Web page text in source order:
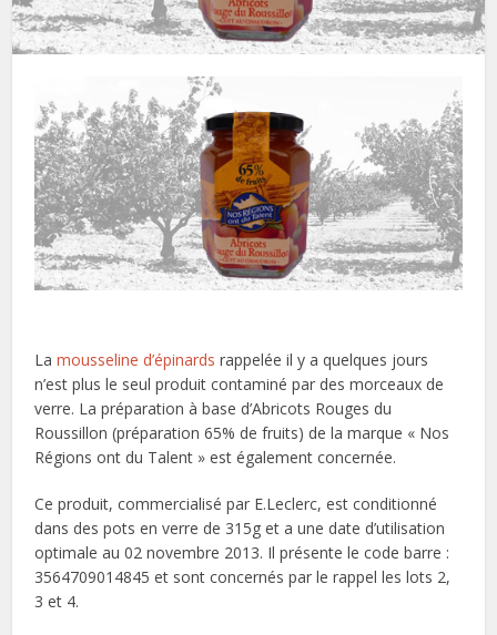
Lamousseline d’épinards rappelée il y a quelques jours
n’est plus le seul produit contaminé par des morceaux de
verre. La préparation à base d’Abricots Rouges du
Roussillon (préparation 65% de fruits) de la marque « Nos
Régions ont du Talent » est également concernée.
Ce produit, commercialisé par E.Leclerc, est conditionné
dans des pots en verre de 315g et a une date d’utilisation
optimale au 02 novembre 2013. Il présente le code barre :
3564709014845 et sont concernés par le rappel les lots 2,
3 et 4.